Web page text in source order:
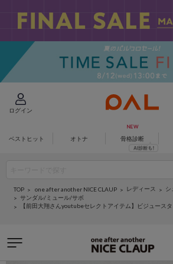
ログイン
ベストヒット オトナ 骨格診断
TOP one after another NICE CLAUP レディース
シ
サンダル/ミュール/サボ
【前田大翔さんyoutubeセレクトアイテム】ビジュース